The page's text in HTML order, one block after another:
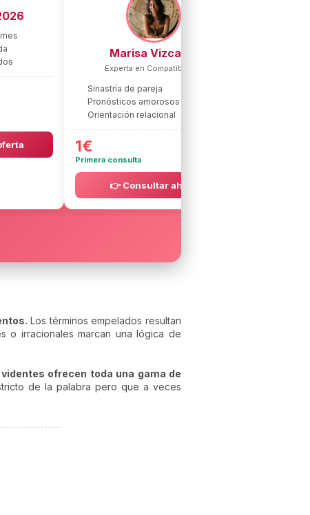
Marisa Vizcaíno
Experta en Compatibilidad
Sinastría de pareja
Pronósticos amorosos
Orientación relacional
1€
Primera consulta
👉 Consultar ahora
Los términos empelados resultan
o irracionales marcan una lógica de
ofrecen toda una gama de
de la palabra pero que a veces